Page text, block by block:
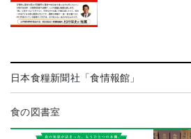
日本食糧新聞社「食情報館」
食の図書室